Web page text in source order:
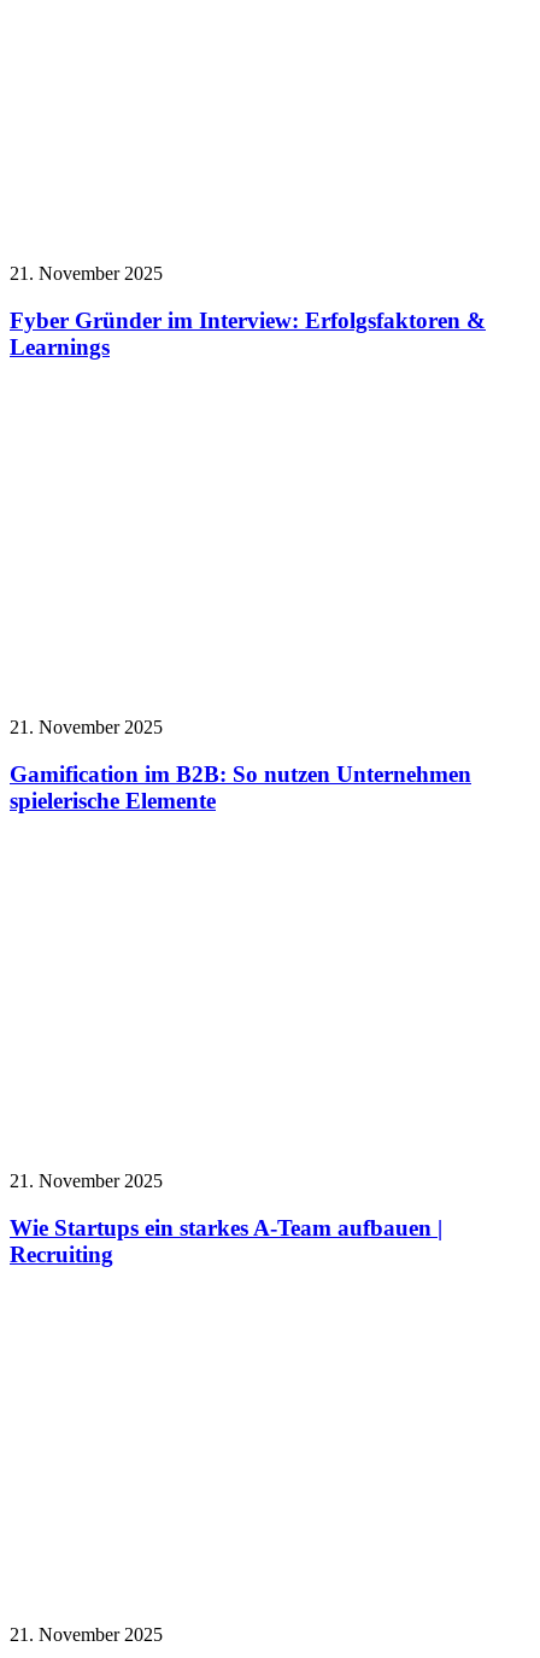
21. November 2025
Fyber Gründer im Interview: Erfolgsfaktoren &
Learnings
21. November 2025
Gamification im B2B: So nutzen Unternehmen
spielerische Elemente
21. November 2025
Wie Startups ein starkes A-Team aufbauen |
Recruiting
21. November 2025